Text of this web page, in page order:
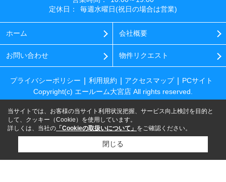
定休日：
毎週水曜日(祝日の場合は営業)
ホーム 会社概要
お問い合わせ 物件リクエスト
プライバシーポリシー 利用規約 アクセスマップ
PCサイト
Copyright(c) エールーム大宮店 All rights reserved.
当サイトでは、お客様の当サイト利用状況把握、サービス向上検討を目的と
して、クッキー（Cookie）を使用しています。
詳しくは、当社の 「Cookieの取扱いについて」 をご確認ください。
閉じる